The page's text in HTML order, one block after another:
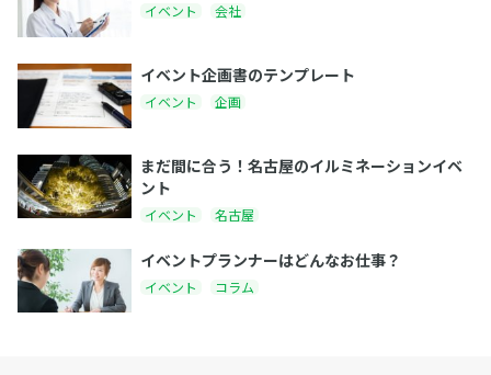
イベント 会社
イベント企画書のテンプレート
イベント 企画
まだ間に合う！名古屋のイルミネーションイベ
ント
イベント 名古屋
イベントプランナーはどんなお仕事？
イベント コラム